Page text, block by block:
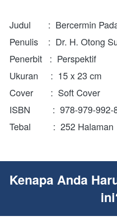
Judul       :  Bercermin
Penulis    :  Dr. H. Otong
Penerbit   :  Perspektif
Ukuran     :  15 x 23 cm
Cover       :  Soft Cover
ISBN         :  978-979-992-
Tebal         :  252 Halaman
Kenapa Anda